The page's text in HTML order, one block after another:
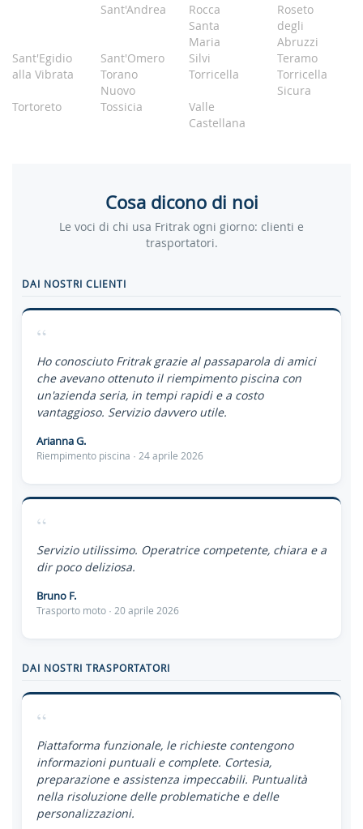
Sant'Andrea
Rocca
Santa
Maria
Roseto
degli
Abruzzi
Sant'Egidio
alla Vibrata
Sant'Omero Silvi
Teramo
Torano
Nuovo
Torricella
Torricella
Sicura
Tortoreto
Tossicia
Valle
Castellana
Cosa dicono di noi
Le voci di chi usa Fritrak ogni giorno: clienti e
trasportatori.
DAI NOSTRI CLIENTI
“
Ho conosciuto Fritrak grazie al passaparola di amici
che avevano ottenuto il riempimento piscina con
un'azienda seria, in tempi rapidi e a costo
vantaggioso. Servizio davvero utile.
Arianna G.
Riempimento piscina · 24 aprile 2026
“
Servizio utilissimo. Operatrice competente, chiara e a
dir poco deliziosa.
Bruno F.
Trasporto moto · 20 aprile 2026
DAI NOSTRI TRASPORTATORI
“
Piattaforma funzionale, le richieste contengono
informazioni puntuali e complete. Cortesia,
preparazione e assistenza impeccabili. Puntualità
nella risoluzione delle problematiche e delle
personalizzazioni.